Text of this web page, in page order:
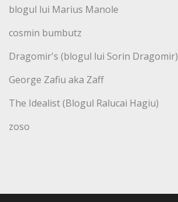
blogul lui Marius Manole
cosmin bumbutz
Dragomir's (blogul lui Sorin Dragomir)
George Zafiu aka Zaff
The Idealist (Blogul Ralucai Hagiu)
zoso